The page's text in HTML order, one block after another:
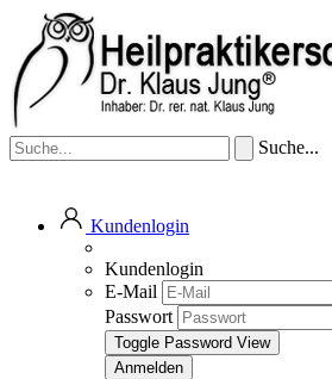
Suche...
Kundenlogin
Kundenlogin
E-Mail
Passwort
Toggle Password View